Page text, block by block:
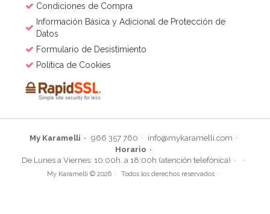
Condiciones de Compra
Información Básica y Adicional de Protección de
Datos
Formulario de Desistimiento
Política de Cookies
My Karamelli 966 357 760
info@mykaramelli.com
Horario
De Lunes a Viernes: 10:00h. a 18:00h (atención telefónica)
My Karamelli © 2026 Todos los derechos reservados